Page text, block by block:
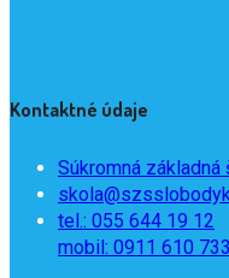
Kontaktné údaje
Súkromná
tel.: 055 644 19 12
mobil: 0911 610 733